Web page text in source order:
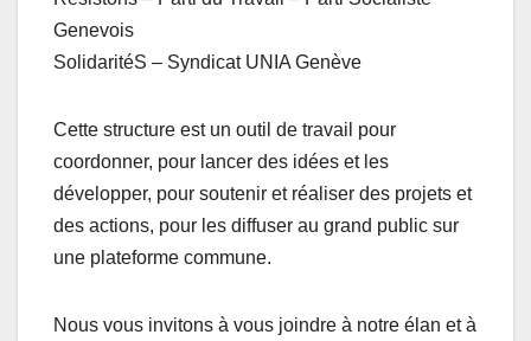
Genevois
SolidaritéS – Syndicat UNIA Genève
Cette structure est un outil de travail pour
coordonner, pour lancer des idées et les
développer, pour soutenir et réaliser des projets et
des actions, pour les diffuser au grand public sur
une plateforme commune.
Nous vous invitons à vous joindre à notre élan et à